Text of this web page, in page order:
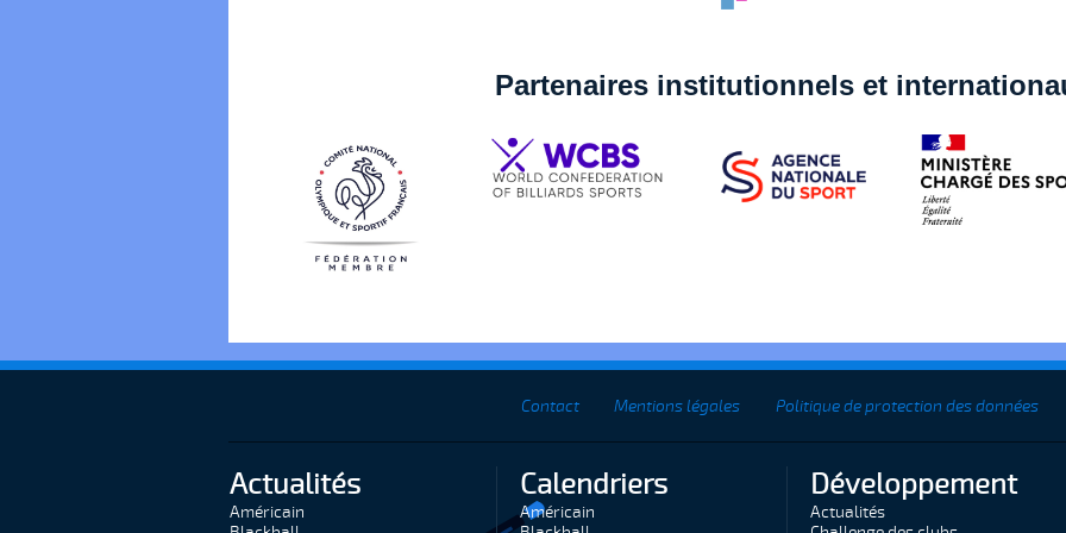
Partenaires institutionnels et
Contact Mentions légales Politique de protection des données
Actualités
Américain
Calendriers
Américain
Développement
Actualités